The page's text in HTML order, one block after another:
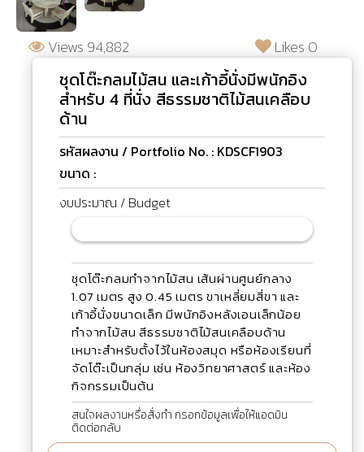
Views 94,882 Likes 0
ชุดโต๊ะกลมไม้สน และเก้าอี้นั่งมีพนักอิง
สำหรับ 4 ที่นั่ง สีธรรมชาติไม้สนเคลือบ
ด้าน
รหัสผลงาน / Portfolio No. : KDSCF1903
ขนาด :
งบประมาณ / Budget
ชุดโต๊ะกลมทำจากไม้สน เส้นผ่านศูนย์กลาง
1.07 เมตร สูง 0.45 เมตร ขาเหลี่ยมสี่ขา และ
เก้าอี้นั่งขนาดเล็ก มีพนักอิงหลังเอนเล็กน้อย
ทำจากไม้สน สีธรรมชาติไม้สนเคลือบด้าน
เหมาะสำหรับตั้งไว้ในห้องสมุด หรือห้องเรียนที่
จัดโต๊ะเป็นกลุ่ม เช่น ห้องวิทยาศาสตร์ และห้อง
กิจกรรมเป็นต้น
สนใจผลงานหรื่อสั่งทำ กรอกข้อมูลเพื่อให้แอดมิน
ติดต่อกลับ